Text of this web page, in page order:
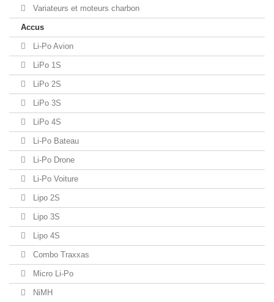
Variateurs et moteurs charbon
Accus
Li-Po Avion
LiPo 1S
LiPo 2S
LiPo 3S
LiPo 4S
Li-Po Bateau
Li-Po Drone
Li-Po Voiture
Lipo 2S
Lipo 3S
Lipo 4S
Combo Traxxas
Micro Li-Po
NiMH